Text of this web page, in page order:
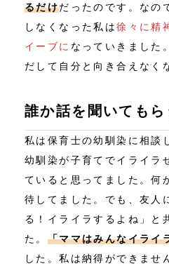
るだけだったのです。なの
しなくなった私は徐々に精
イーブに なっていきました
だして自分と向き合えなく
誰か話を聞いてもら
私は保育士の幼馴染に相談
幼馴染が子育てでイライラ
ていると思ってました。何
待してました。でも、友人
る！イライラするよね」と
た。 「ママはみんなイライ
した。私は納得ができませ